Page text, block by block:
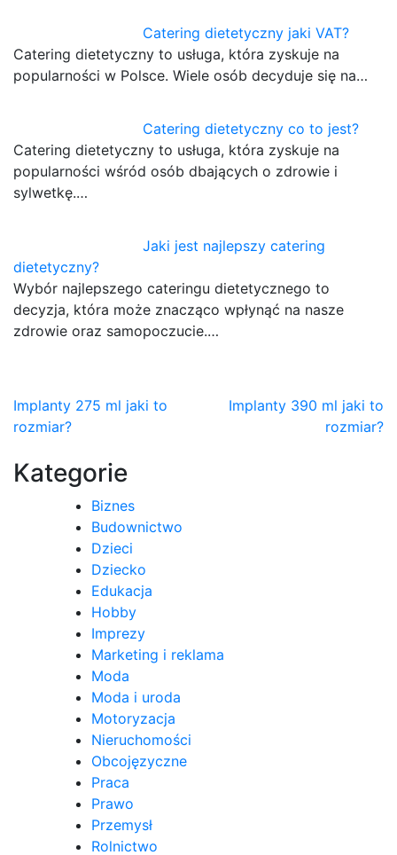
Catering dietetyczny jaki VAT?
Catering dietetyczny to usługa, która zyskuje na
popularności w Polsce. Wiele osób decyduje się na…
Catering dietetyczny co to jest?
Catering dietetyczny to usługa, która zyskuje na
popularności wśród osób dbających o zdrowie i
sylwetkę.…
Jaki jest najlepszy catering
dietetyczny?
Wybór najlepszego cateringu dietetycznego to
decyzja, która może znacząco wpłynąć na nasze
zdrowie oraz samopoczucie.…
Nawigacja
wpisu
Implanty 275 ml jaki to
rozmiar?
Implanty 390 ml jaki to
rozmiar?
Kategorie
Biznes
Budownictwo
Dzieci
Dziecko
Edukacja
Hobby
Imprezy
Marketing i reklama
Moda
Moda i uroda
Motoryzacja
Nieruchomości
Obcojęzyczne
Praca
Prawo
Przemysł
Rolnictwo